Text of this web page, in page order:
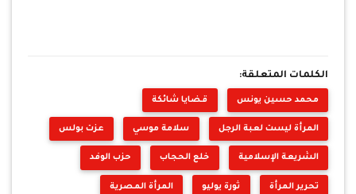
الكلمات المتعلقة:
محمد حسين يونس قضايا شائكة
المرأة ليست لعبة الرجل سلامة موسي عزت بولس
الشريعة الإسلامية خلع الحجاب حزب الوفد
تحرير المرأة ثورة يوليو المرأة المصرية